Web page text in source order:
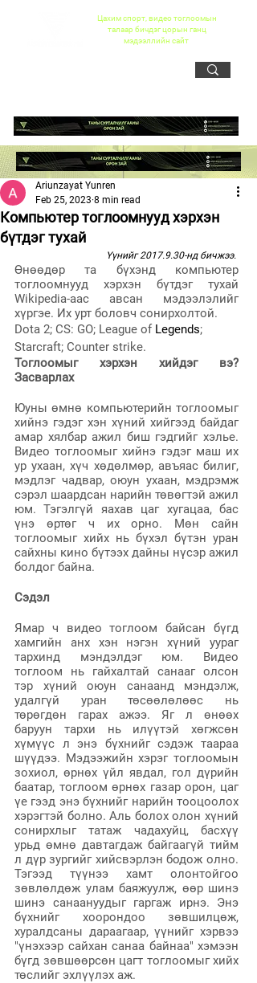
Цахим спорт, видео тоглоомын
талаар бичдэг цорын ганц
мэдээллийн сайт
Компьютер тоглоомнууд хэрхэн
бүтдэг тухай
Ariunzayat Yunren
Feb 25, 2023 8 min read
Үүнийг 2017.9.30-нд бичжээ.
Өнөөдөр та бүхэнд компьютер
тоглоомнууд хэрхэн бүтдэг тухай
Wikipedia-аас авсан мэдээлэлийг
хүргэе. Их урт боловч сонирхолтой.
Dota 2; CS: GO; League of Legends;
Starcraft; Counter strike.
Тоглоомыг хэрхэн хийдэг вэ?
Засварлах
Юуны өмнө компьютерийн тоглоомыг
хийнэ гэдэг хэн хүний хийгээд байдаг
амар хялбар ажил биш гэдгийг хэлье.
Видео тоглоомыг хийнэ гэдэг маш их
ур ухаан, хүч хөдөлмөр, авъяас билиг,
мэдлэг чадвар, оюун ухаан, мэдрэмж
сэрэл шаардсан нарийн төвөгтэй ажил
юм. Тэгэлгүй яахав цаг хугацаа, бас
үнэ өртөг ч их орно. Мөн сайн
тоглоомыг хийх нь бүхэл бүтэн уран
сайхны кино бүтээх дайны нүсэр ажил
болдог байна.
Сэдэл
Ямар ч видео тоглоом байсан бүгд
хамгийн анх хэн нэгэн хүний уураг
тархинд мэндэлдэг юм. Видео
тоглоом нь гайхалтай санааг олсон
тэр хүний оюун санаанд мэндэлж,
удалгүй уран төсөөлөлөөс нь
төрөгдөн гарах ажээ. Яг л өнөөх
баруун тархи нь илүүтэй хөгжсөн
хүмүүс л энэ бүхнийг сэдэж таараа
шүүдээ. Мэдээжийн хэрэг тоглоомын
зохиол, өрнөх үйл явдал, гол дүрийн
баатар, тоглоом өрнөх газар орон, цаг
үе гээд энэ бүхнийг нарийн тооцоолох
хэрэгтэй болно. Аль болох олон хүний
сонирхлыг татаж чадахуйц, басхүү
урьд өмнө давтагдаж байгаагүй тийм
л дүр зургийг хийсвэрлэн бодож олно.
Тэгээд түүнээ хамт олонтойгоо
зөвлөлдөж улам баяжуулж, өөр шинэ
шинэ санаануудыг гаргаж ирнэ. Энэ
бүхнийг хоорондоо зөвшилцөж,
хуралдсаны дараагаар, үүнийг хэрвээ
"үнэхээр сайхан санаа байнаа" хэмээн
бүгд зөвшөөрсөн цагт тоглоомыг хийх
төслийг эхлүүлэх аж.